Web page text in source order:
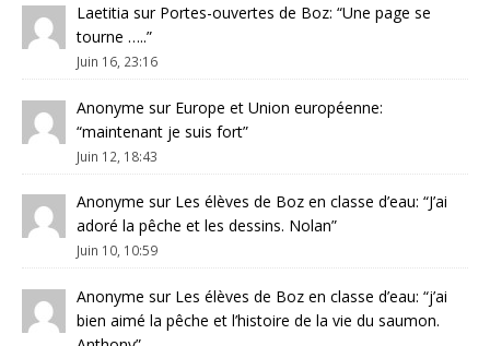
Laetitia sur Portes-ouvertes de Boz: “Une page se
tourne …..”
Juin 16, 23:16
Anonyme sur Europe et Union européenne:
“maintenant je suis fort”
Juin 12, 18:43
Anonyme sur Les élèves de Boz en classe d’eau: “J’ai
adoré la pêche et les dessins. Nolan”
Juin 10, 10:59
Anonyme sur Les élèves de Boz en classe d’eau: “j’ai
bien aimé la pêche et l’histoire de la vie du saumon.